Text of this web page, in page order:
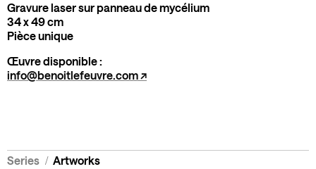
Gravure laser sur panneau de mycélium
34 x 49 cm
Pièce unique
Œuvre disponible :
info@benoitlefeuvre.com ↗
Series / Artworks